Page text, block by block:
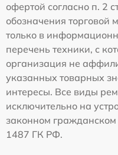
офертой согласно п. 2
обозначения торговой
только в
перечень техники, с
организация не
указанных товарных
интересы. Все виды
исключительно на
законном гражданском
1487 ГК РФ.